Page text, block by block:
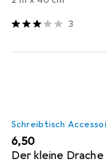
3
Schreibtisch
EUR
6,50
Der kleine